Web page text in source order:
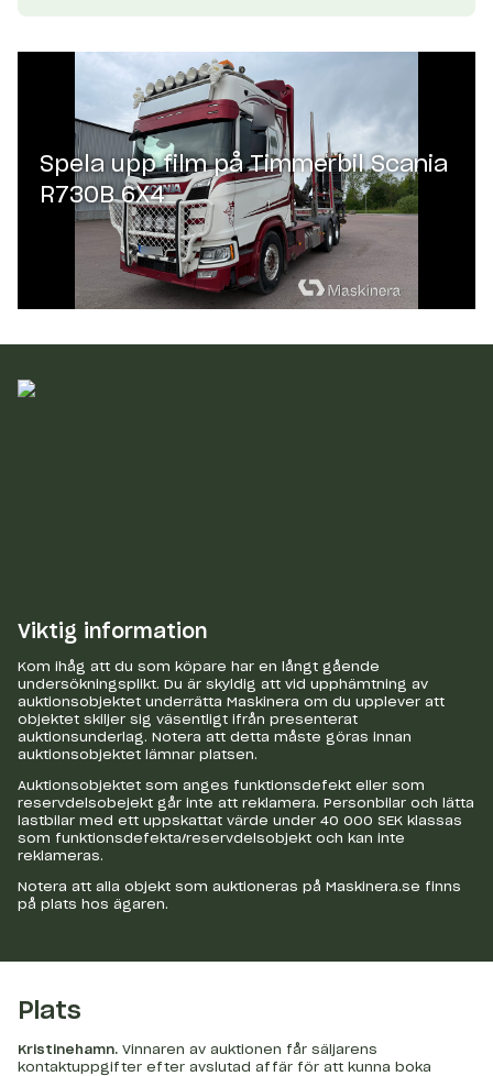
Spela upp film påTimmerbil Scania
R730B 6X4
Viktig information
Kom ihåg att du som köpare har en långt gående
undersökningsplikt. Du är skyldig att vid upphämtning av
auktionsobjektet underrätta Maskinera om du upplever att
objektet skiljer sig väsentligt ifrån presenterat
auktionsunderlag. Notera att detta måste göras innan
auktionsobjektet lämnar platsen.
Auktionsobjektet som anges funktionsdefekt eller som
reservdelsobejekt går inte att reklamera. Personbilar och lätta
lastbilar med ett uppskattat värde under 40 000 SEK klassas
som funktionsdefekta/reservdelsobjekt och kan inte
reklameras.
Notera att alla objekt som auktioneras på Maskinera.se finns
på plats hos ägaren.
Plats
Kristinehamn. Vinnaren av auktionen får säljarens
kontaktuppgifter efter avslutad affär för att kunna boka